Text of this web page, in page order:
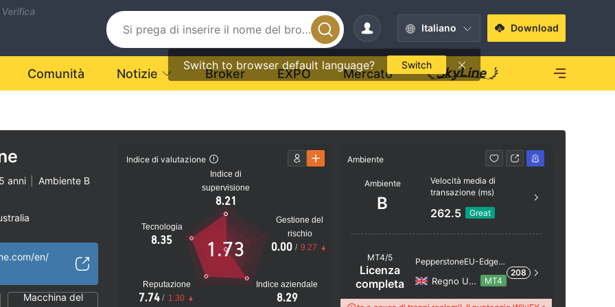
Italiano
Switch to browser default language? Switch
Download
Comunità Notizie Broker EXPO Mercato
anni Ambiente B
en/
Macchina del
Indice di valutazione
Indice di
supervisione
8.21
Tecnologia
8.35
Reputazione
7.74 / 1.30
Indice aziendale
8.29
Gestione del
rischio
0.00 / 9.27
1.73
Ambiente
Ambiente
B
Velocità media di
transazione (ms)
262.5 Great
MT4/5
Licenza
completa
PepperstoneEU-Edge1
Regno Unito MT4
208